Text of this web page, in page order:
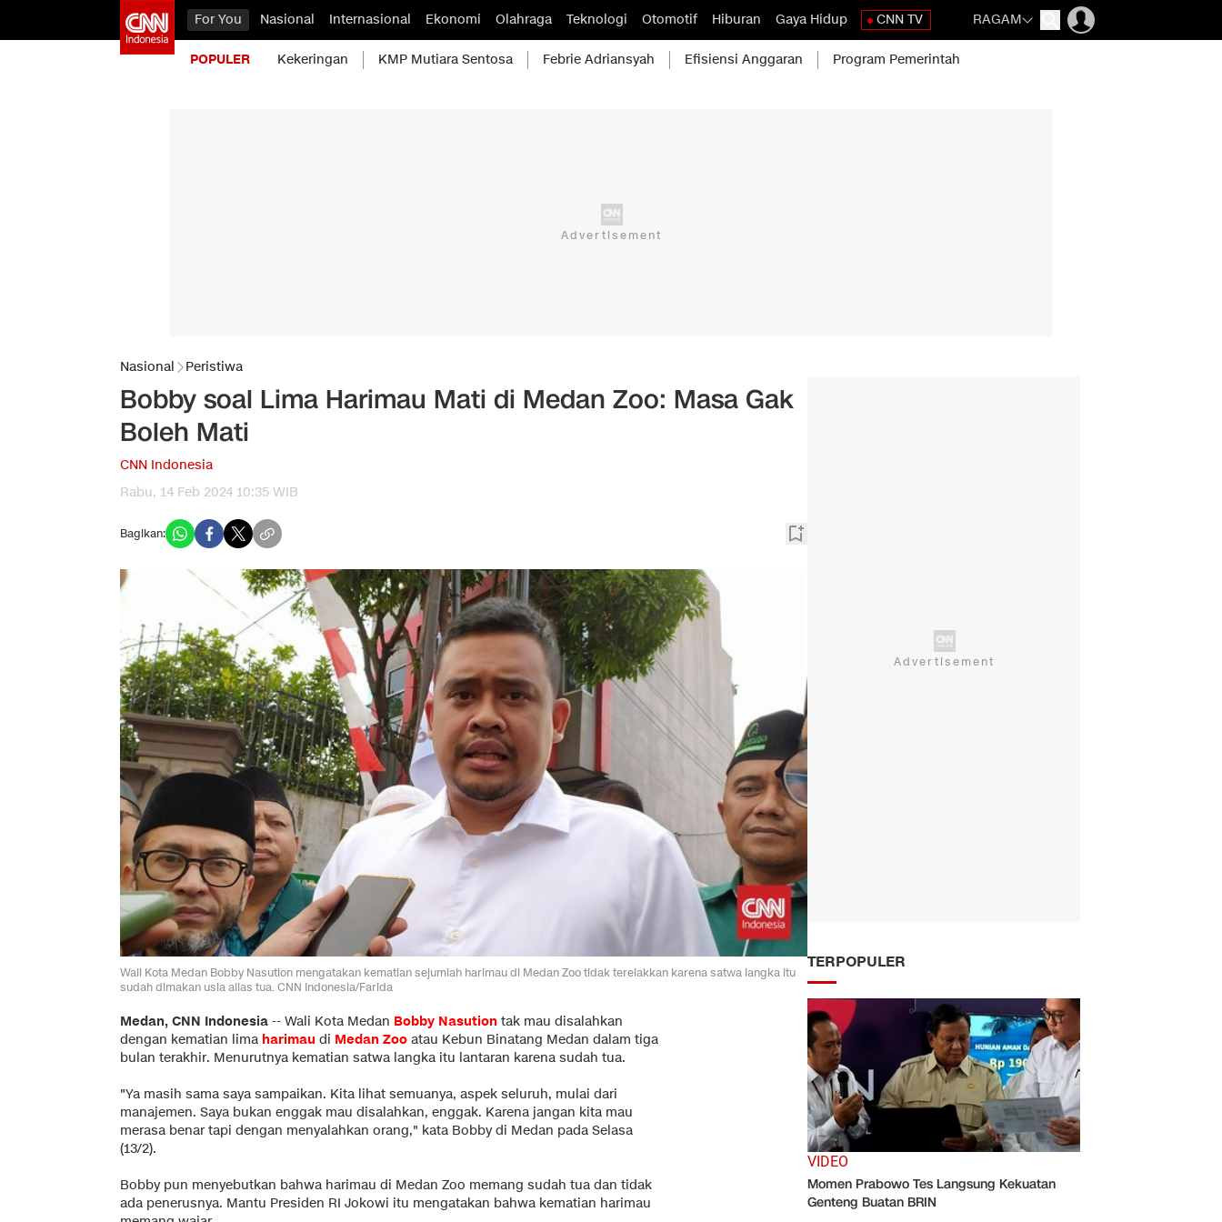
For You Nasional Internasional Ekonomi Olahraga Teknologi Otomotif Hiburan Gaya Hidup CNN TV RAGAM
POPULER Kekeringan KMP Mutiara Sentosa Febrie Adriansyah Efisiensi Anggaran Program Pemerintah
Nasional Peristiwa
Bobby soal Lima Harimau Mati di Medan Zoo: Masa Gak
Boleh Mati
CNN Indonesia
Rabu, 14 Feb 2024 10:35 WIB
Bagikan:
Wali Kota Medan Bobby Nasution mengatakan kematian sejumlah harimau di Medan Zoo tidak terelakkan karena satwa langka itu
sudah dimakan usia alias tua. CNN Indonesia/Farida
Medan, CNN Indonesia -- Wali Kota Medan Bobby Nasution tak mau disalahkan
dengan kematian lima harimau di Medan Zoo atau Kebun Binatang Medan dalam tiga
bulan terakhir. Menurutnya kematian satwa langka itu lantaran karena sudah tua.
"Ya masih sama saya sampaikan. Kita lihat semuanya, aspek seluruh, mulai dari
manajemen. Saya bukan enggak mau disalahkan, enggak. Karena jangan kita mau
merasa benar tapi dengan menyalahkan orang," kata Bobby di Medan pada Selasa
(13/2).
Bobby pun menyebutkan bahwa harimau di Medan Zoo memang sudah tua dan tidak
ada penerusnya. Mantu Presiden RI Jokowi itu mengatakan bahwa kematian harimau
TERPOPULER
VIDEO
Momen Prabowo Tes Langsung Kekuatan
Genteng Buatan BRIN